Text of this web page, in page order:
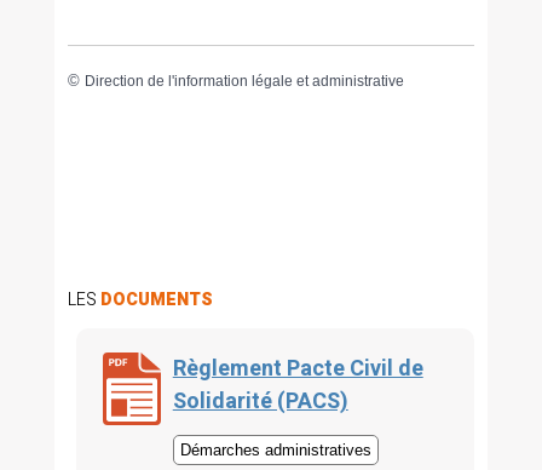
© Direction de l'information légale et administrative
LES DOCUMENTS
Règlement Pacte Civil de
Solidarité (PACS)
Démarches administratives